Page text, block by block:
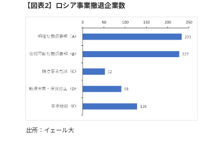
【図表2】ロシア事業撤退企業数
出所：イェール大